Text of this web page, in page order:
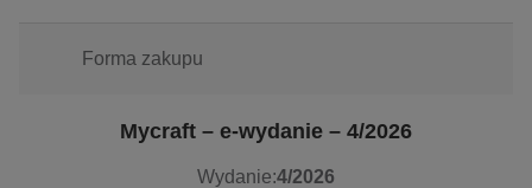
Forma zakupu
Mycraft – e-wydanie – 4/2026
Wydanie:4/2026